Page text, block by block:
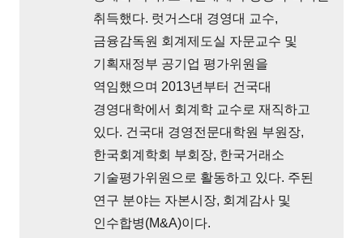
취득했다. 럿거스대 경영대 교수,
금융감독원 회계제도실 자문교수 및
기획재정부 공기업 평가위원을
역임했으며 2013년부터 건국대
경영대학에서 회계학 교수로 재직하고
있다. 건국대 경영전문대학원 부원장,
한국회계학회 부회장, 한국거래소
기술평가위원으로 활동하고 있다. 주된
연구 분야는 자본시장, 회계감사 및
인수합병(M&A)이다.